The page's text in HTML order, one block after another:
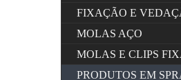
FIXAÇÃO E
MOLAS AÇO
MOLAS E CLIPS
PRODUTOS EM